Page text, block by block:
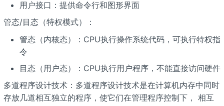
用户接口：提供命令行和图形界面
管态/目态（特权模式）：
管态（内核态）：CPU执行操作系统代码，可执行特权指
令
目态（用户态）：CPU执行用户程序，不能直接访问硬件
多道程序设计技术：多道程序设计技术是在计算机内存中同时
存放几道相互独立的程序，使它们在管理程序控制下， 相互